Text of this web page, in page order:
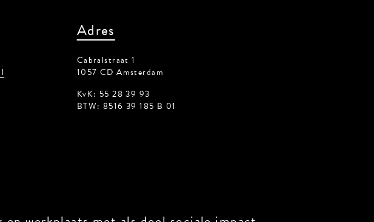
Adres
Cabralstraat 1
1057 CD Amsterdam
KvK: 55 28 39 93
BTW: 8516 39 185 B 01